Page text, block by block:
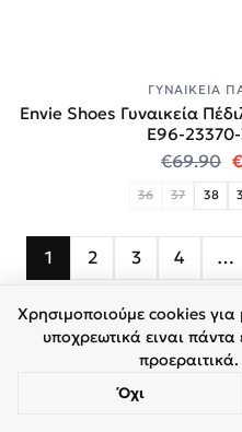
ΓΥΝΑΙΚΕΊΑ
Envie Shoes Γυναικεία
E96-
€69.90 €
36 37 38
1 2 3 4 …
Χρησιμοποιούμε cookies για
υποχρεωτικά ειναι πάντα
προεραιτικά.
Όχι